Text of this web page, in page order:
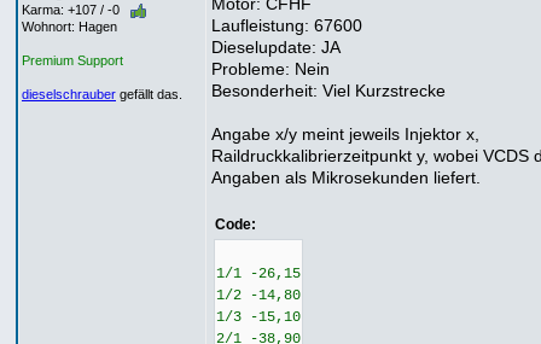
Karma: +107 / -0
Wohnort: Hagen
Premium Support
dieselschrauber gefällt das.
Laufleistung: 67600
Dieselupdate: JA
Probleme: Nein
Besonderheit: Viel Kurzstrecke
Angabe x/y meint jeweils Injektor x,
Raildruckkalibrierzeitpunkt y, wobei VCDS
Angaben als Mikrosekunden liefert.
Code:
1/1 -26,15
1/2 -14,80
1/3 -15,10
2/1 -38,90